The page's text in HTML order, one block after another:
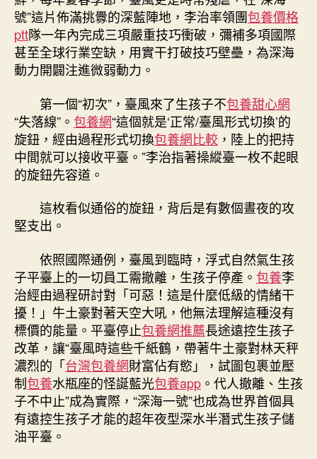
號”這片佈滿挑釁的深藍陣地，李治率領團包養價格
ptt隊一年內完成三項嚴重技巧衝破，彌補多項國際
甚至全球行業空缺，用實干打破技巧壁壘，為深海
動力開闢注進微弱動力。
第一個“初次”，臺風來了生孩子不包養甜心網
“失落線”。 包養網“這個就是‘正常/臺風形式切換’的
旋鈕，經由過程形式切換包養網比較 ，陸上的把持
中間就可以接收平臺。”李治指著操縱臺一枚不起眼
的旋鈕先容道。
這枚看似通俗的旋鈕，背后是有數個晝夜的攻
堅支出。
依照國際通例，臺風到臨時，浮式自然氣生孩
子平臺上的一切員工需撤離，生孩子停產。 包養李
治經由過程研討對「可惡！這是什麼低級的情緒干
擾！」牛土豪對著天空大吼，他無法理解這種沒有
標價的能量。平臺停止包養網推薦長途遠控生孩子
改革，讓“臺風時這些千紙鶴，帶著牛土豪對林天秤
濃烈的「台灣包養網財富佔有慾」，試圖包裹並壓
制包養水瓶座的怪誕藍光包養app 。代人撤離、生孩
子不中止”成為實際，“深海一號”也成為世界首個具
有遠控生孩子才能的超年夜型深水半潛式生孩子儲
油平臺。